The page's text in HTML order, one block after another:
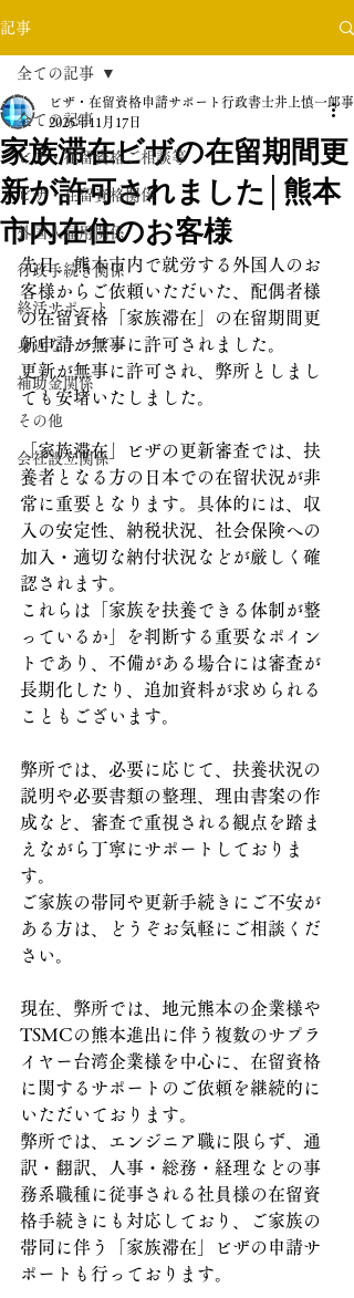
記事
全ての記事
ビザ・在留資格ご相談等
ビザ・在留資格関係
外国人雇用関係
行政手続き関係
終活サポート
身近なトラブル
補助金関係
その他
会社設立関係
全ての記事
家族滞在ビザの在留期間更
新が許可されました│熊本
市内在住のお客様
ビザ・在留資格申請サポート行政書士井上慎一郎事
2025年11月17日
先日、熊本市内で就労する外国人のお
客様からご依頼いただいた、配偶者様
の在留資格「家族滞在」の在留期間更
新申請が無事に許可されました。
更新が無事に許可され、弊所としまし
ても安堵いたしました。
「家族滞在」ビザの更新審査では、扶
養者となる方の日本での在留状況が非
常に重要となります。具体的には、収
入の安定性、納税状況、社会保険への
加入・適切な納付状況などが厳しく確
認されます。
これらは「家族を扶養できる体制が整
っているか」を判断する重要なポイン
トであり、不備がある場合には審査が
長期化したり、追加資料が求められる
こともございます。
弊所では、必要に応じて、扶養状況の
説明や必要書類の整理、理由書案の作
成など、審査で重視される観点を踏ま
えながら丁寧にサポートしておりま
す。
ご家族の帯同や更新手続きにご不安が
ある方は、どうぞお気軽にご相談くだ
さい。
現在、弊所では、地元熊本の企業様や
TSMCの熊本進出に伴う複数のサプラ
イヤー台湾企業様を中心に、在留資格
に関するサポートのご依頼を継続的に
いただいております。
弊所では、エンジニア職に限らず、通
訳・翻訳、人事・総務・経理などの事
務系職種に従事される社員様の在留資
格手続きにも対応しており、ご家族の
帯同に伴う「家族滞在」ビザの申請サ
ポートも行っております。